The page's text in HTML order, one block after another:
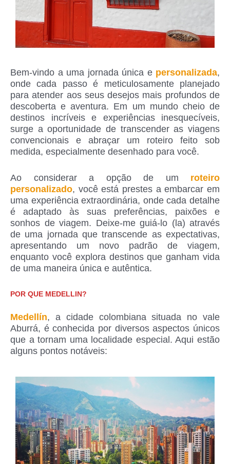
Bem-vindo a uma jornada única e personalizada,
onde cada passo é meticulosamente planejado
para atender aos seus desejos mais profundos de
descoberta e aventura. Em um mundo cheio de
destinos incríveis e experiências inesquecíveis,
surge a oportunidade de transcender as viagens
convencionais e abraçar um roteiro feito sob
medida, especialmente desenhado para você.
Ao considerar a opção de um roteiro
personalizado, você está prestes a embarcar em
uma experiência extraordinária, onde cada detalhe
é adaptado às suas preferências, paixões e
sonhos de viagem. Deixe-me guiá-lo (la) através
de uma jornada que transcende as expectativas,
apresentando um novo padrão de viagem,
enquanto você explora destinos que ganham vida
de uma maneira única e autêntica.
POR QUE MEDELLIN?
Medellín, a cidade colombiana situada no vale
Aburrá, é conhecida por diversos aspectos únicos
que a tornam uma localidade especial. Aqui estão
alguns pontos notáveis: